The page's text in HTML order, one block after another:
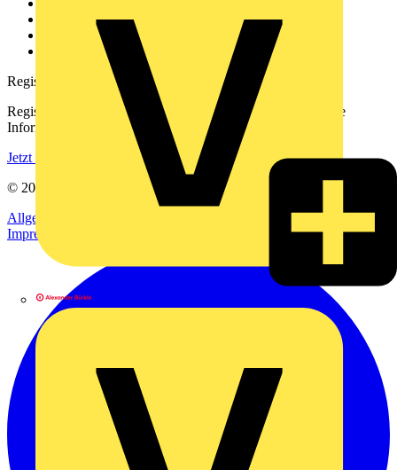
Downloadbereich (PDFs)
Häufig gestellte Fragen
voltimum.com
Registrierung
Registrieren Sie sich kostenlos und erhalten Sie stets aktuelle
Informationen aus der Elektroindustrie.
Jetzt registrieren
© 2002-
Allgemeine Geschäftsbedingungen
Datenschutzerklärung
Impressum